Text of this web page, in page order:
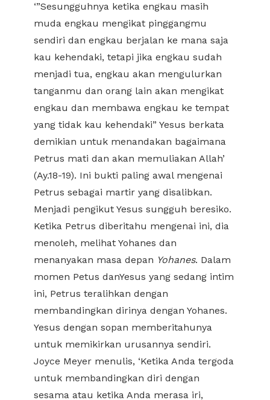
‘”Sesungguhnya ketika engkau masih
muda engkau mengikat pinggangmu
sendiri dan engkau berjalan ke mana saja
kau kehendaki, tetapi jika engkau sudah
menjadi tua, engkau akan mengulurkan
tanganmu dan orang lain akan mengikat
engkau dan membawa engkau ke tempat
yang tidak kau kehendaki” Yesus berkata
demikian untuk menandakan bagaimana
Petrus mati dan akan memuliakan Allah’
(Ay.18-19). Ini bukti paling awal mengenai
Petrus sebagai martir yang disalibkan.
Menjadi pengikut Yesus sungguh beresiko.
Ketika Petrus diberitahu mengenai ini, dia
menoleh, melihat Yohanes dan
menanyakan masa depan Yohanes. Dalam
momen Petus danYesus yang sedang intim
ini, Petrus teralihkan dengan
membandingkan dirinya dengan Yohanes.
Yesus dengan sopan memberitahunya
untuk memikirkan urusannya sendiri.
Joyce Meyer menulis, ‘Ketika Anda tergoda
untuk membandingkan diri dengan
sesama atau ketika Anda merasa iri,